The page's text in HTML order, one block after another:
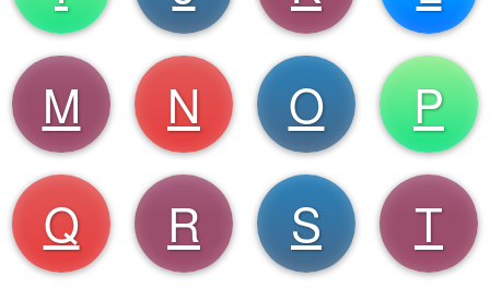
M
N O
P
Q
R S
T